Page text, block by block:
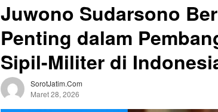
Juwono Sudarsono
Penting dalam
Sipil-Militer di
SorotJatim.com
Maret 28, 2026